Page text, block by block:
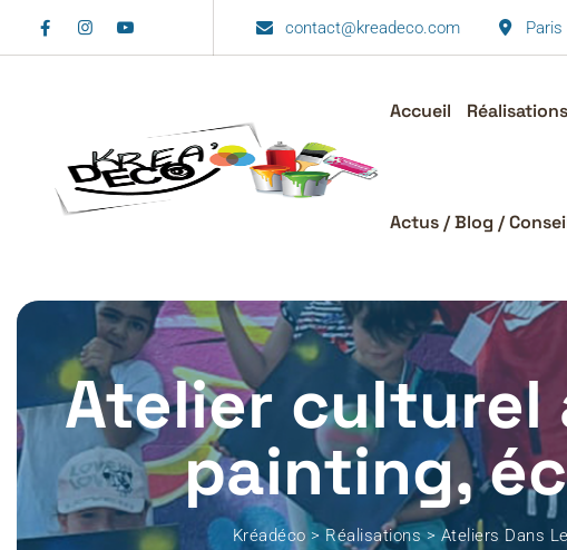
contact@kreadeco.com
Accueil Réalisations
Actus / Blog /
Atelier culturel
painting,
Kréadéco > Réalisations > Ateliers Dans